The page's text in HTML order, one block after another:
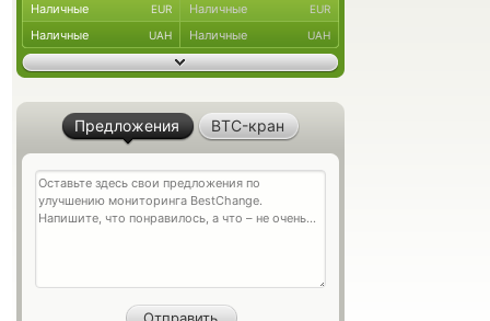
Наличные EUR Наличные EUR
Наличные UAH Наличные UAH
Предложения BTC-кран